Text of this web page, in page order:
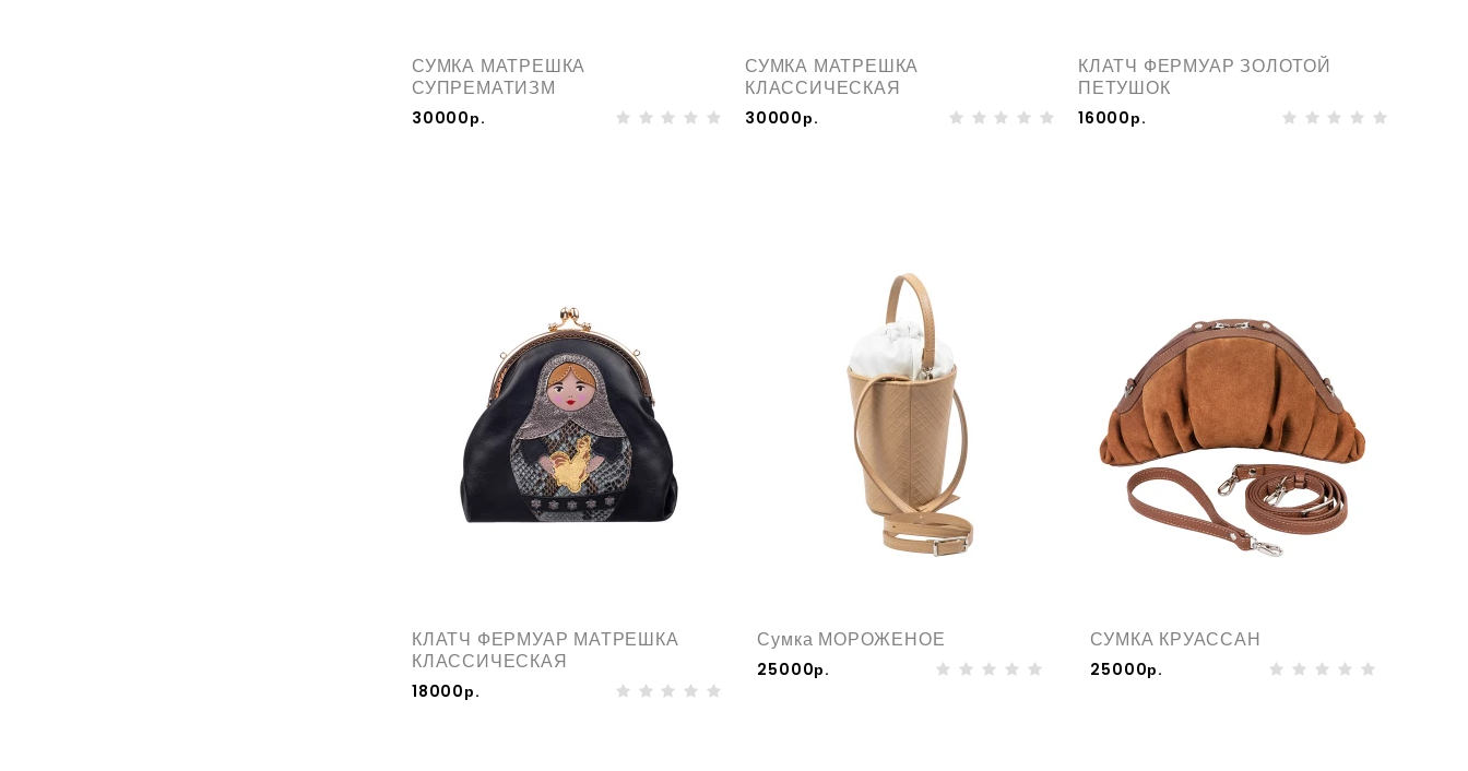
СУМКА МАТРЕШКА
СУПРЕМАТИЗМ
30000р.
СУМКА МАТРЕШКА
КЛАССИЧЕСКАЯ
30000р.
КЛАТЧ ФЕРМУАР ЗОЛОТОЙ
ПЕТУШОК
16000р.
КЛАТЧ ФЕРМУАР МАТРЕШКА
КЛАССИЧЕСКАЯ
18000р.
Сумка МОРОЖЕНОЕ
25000р.
СУМКА КРУАССАН
25000р.